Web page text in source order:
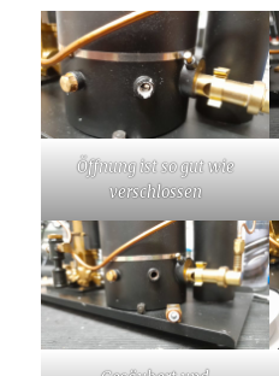
Öffnung ist so gut wie
verschlossen